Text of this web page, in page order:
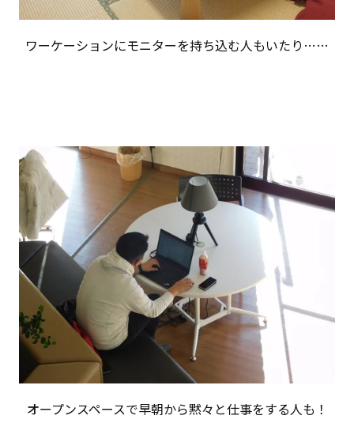
ワーケーションにモニターを持ち込む人もいたり……
オープンスペースで早朝から黙々と仕事をする人も！